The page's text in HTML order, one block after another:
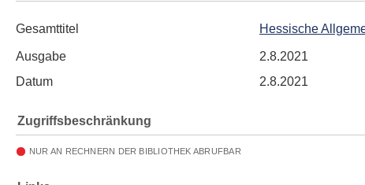
Gesamttitel Hessische
Ausgabe
2.8.2021
Datum
2.8.2021
Zugriffsbeschränkung
NUR AN RECHNERN DER BIBLIOTHEK ABRUFBAR